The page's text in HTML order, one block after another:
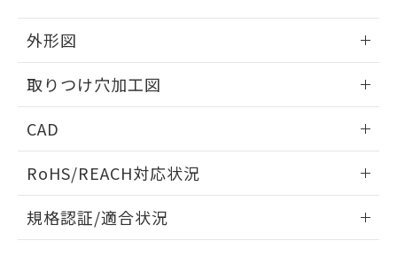
外形図
取りつけ穴加工図
CAD
ドすることができます。
ログイン/会員登録
RoHS/REACH対応状況
EU RoHS 注意事項・凡例
規格認証/適合状況